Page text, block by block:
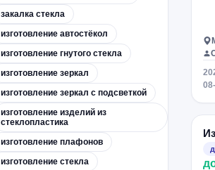
закалка стекла
изготовление автостёкол
изготовление гнутого стекла
изготовление зеркал
изготовление зеркал с подсветкой
изготовление изделий из
стеклопластика
изготовление плафонов
изготовление стекла